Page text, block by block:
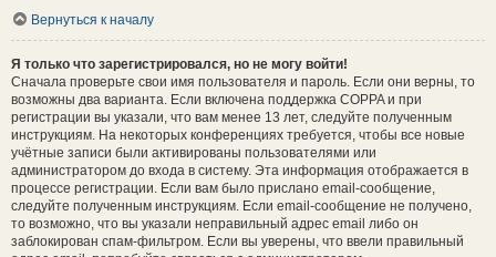
Вернуться к началу
Я только что зарегистрировался, но не могу войти!
Сначала проверьте свои имя пользователя и пароль. Если они верны, то
возможны два варианта. Если включена поддержка COPPA и при
регистрации вы указали, что вам менее 13 лет, следуйте полученным
инструкциям. На некоторых конференциях требуется, чтобы все новые
учётные записи были активированы пользователями или
администратором до входа в систему. Эта информация отображается в
процессе регистрации. Если вам было прислано email-сообщение,
следуйте полученным инструкциям. Если email-сообщение не получено,
то возможно, что вы указали неправильный адрес email либо он
заблокирован спам-фильтром. Если вы уверены, что ввели правильный